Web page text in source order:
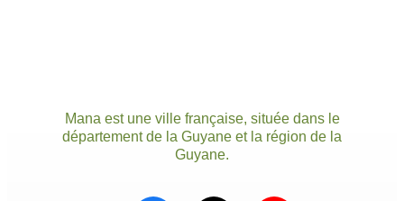
Mana est une ville française, située dans le
département de la Guyane et la région de la
Guyane.